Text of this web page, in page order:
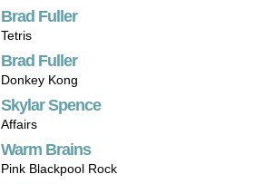
Brad Fuller
Tetris
Brad Fuller
Donkey Kong
Skylar Spence
Affairs
Warm Brains
Pink Blackpool Rock